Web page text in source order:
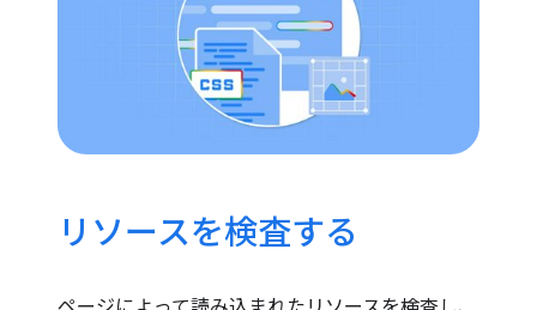
リソースを検査する